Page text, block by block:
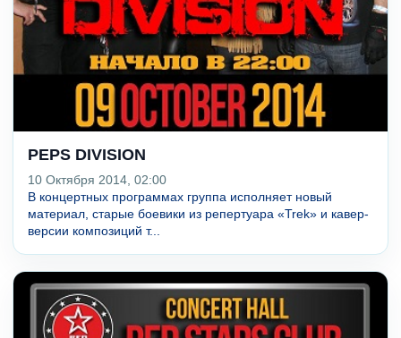
PEPS DIVISION
10 Октября 2014, 02:00
В концертных программах группа исполняет новый
материал, старые боевики из репертуара «Trek» и кавер-
версии композиций т...